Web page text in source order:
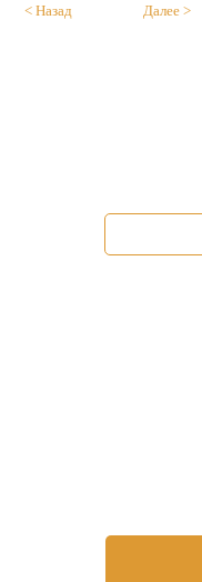
< Назад Далее >